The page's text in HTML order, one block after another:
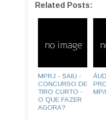
Related Posts:
MPRJ - SAIU -
CONCURSO DE
TIRO CURTO -
O QUE FAZER
AGORA?
MP/